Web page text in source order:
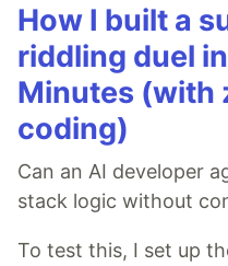
How I built a
riddling duel
Minutes (with
coding)
Can an AI developer
stack logic without
To test this, I set up